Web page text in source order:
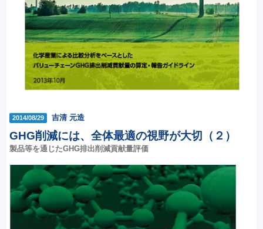
2014/08/29 吉清 元造
GHG削減には、全体最適の視野が大切（２）
製品等を通じたGHG排出削減貢献量評価